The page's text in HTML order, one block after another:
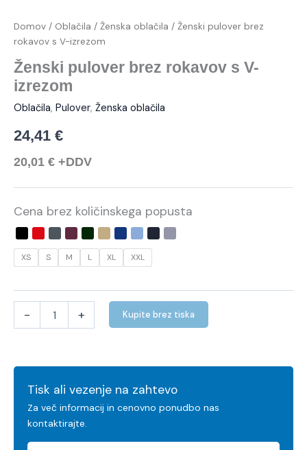
Domov / Oblačila / Ženska oblačila / Ženski pulover brez
rokavov s V-izrezom
Ženski pulover brez rokavov s V-
izrezom
Oblačila, Pulover, Ženska oblačila
24,41 €
20,01 € +DDV
Cena brez količinskega popusta
XS S M L XL XXL
- + Kupite brez tiska
Tisk ali vezenje na zahtevo
Za več informacij in cenovno ponudbo nas
kontaktirajte.